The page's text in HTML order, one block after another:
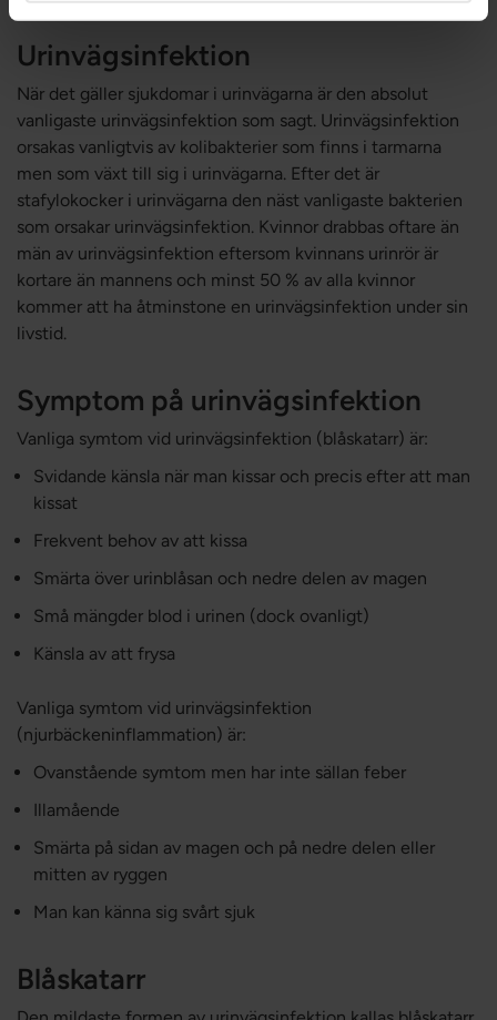
Urinvägsinfektion
När det gäller sjukdomar i urinvägarna är den absolut
vanligaste urinvägsinfektion som sagt. Urinvägsinfektion
orsakas vanligtvis av kolibakterier som finns i tarmarna
men som växt till sig i urinvägarna. Efter det är
stafylokocker i urinvägarna den näst vanligaste bakterien
som orsakar urinvägsinfektion. Kvinnor drabbas oftare än
män av urinvägsinfektion eftersom kvinnans urinrör är
kortare än mannens och minst 50 % av alla kvinnor
kommer att ha åtminstone en urinvägsinfektion under sin
livstid.
Symptom på urinvägsinfektion
Vanliga symtom vid urinvägsinfektion (blåskatarr) är:
Svidande känsla när man kissar och precis efter att man
kissat
Frekvent behov av att kissa
Smärta över urinblåsan och nedre delen av magen
Små mängder blod i urinen (dock ovanligt)
Känsla av att frysa
Vanliga symtom vid urinvägsinfektion
(njurbäckeninflammation) är:
Ovanstående symtom men har inte sällan feber
Illamående
Smärta på sidan av magen och på nedre delen eller
mitten av ryggen
Man kan känna sig svårt sjuk
Blåskatarr